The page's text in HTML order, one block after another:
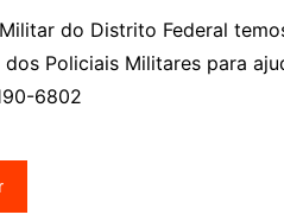
do Distrito Federal
Policiais Militares para
6802